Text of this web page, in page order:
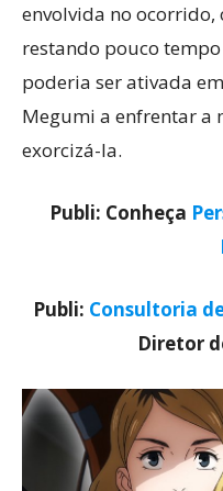
envolvida no ocorrido,
restando pouco
poderia ser ativada
Megumi a enfrentar a
exorcizá-la.
Publi: Conheça
Publi: Consultoria
Diretor